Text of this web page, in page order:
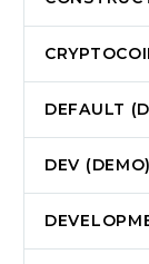
DEFAULT
DEV (DEMO)